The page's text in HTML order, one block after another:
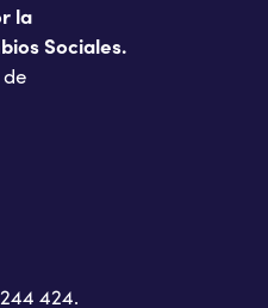
la
Sociales.
424.